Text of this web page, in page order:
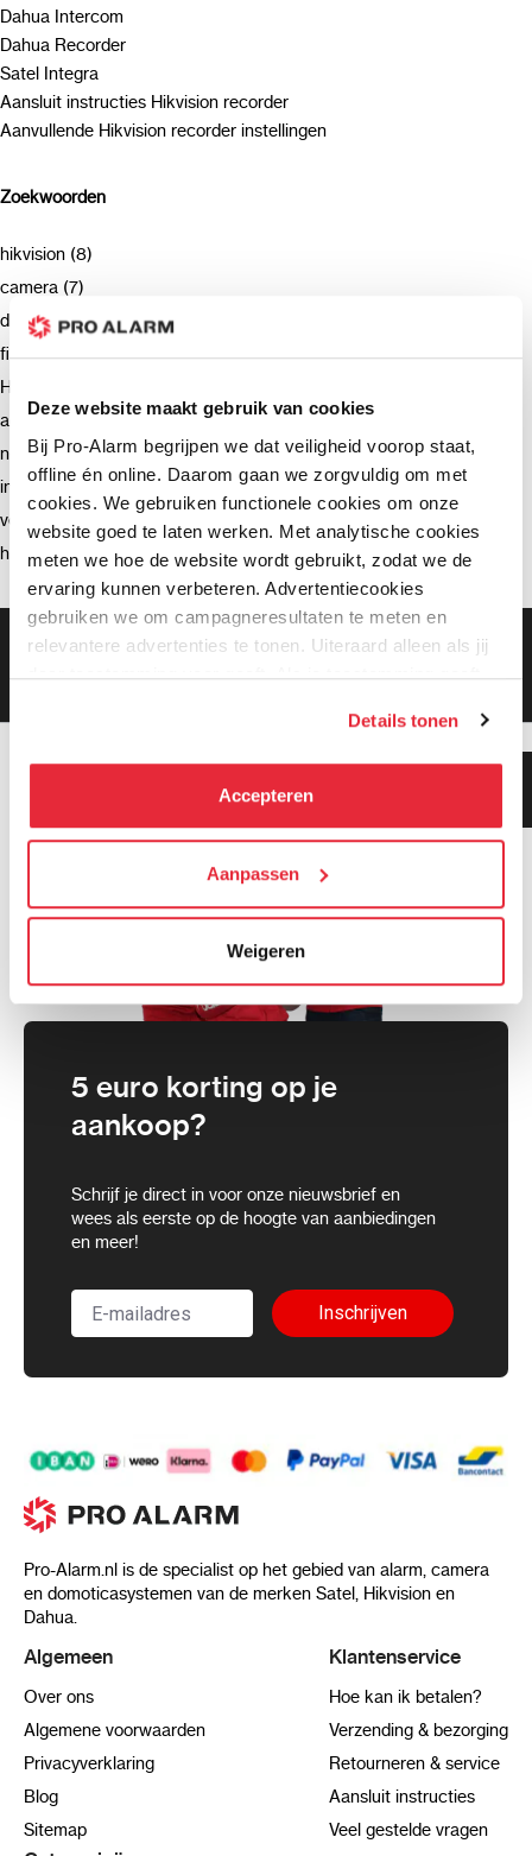
Deze website maakt gebruik van cookies
Bij Pro-Alarm begrijpen we dat veiligheid voorop staat,
offline én online. Daarom gaan we zorgvuldig om met
cookies. We gebruiken functionele cookies om onze
website goed te laten werken. Met analytische cookies
meten we hoe de website wordt gebruikt, zodat we de
ervaring kunnen verbeteren. Advertentiecookies
gebruiken we om campagneresultaten te meten en
relevantere advertenties te tonen. Uiteraard alleen als jij
daar toestemming voor geeft. Als je toestemming geeft,
kunnen deze gegevens combineren met informatie die zij
hebben verzameld via het gebruik van hun diensten. Je
kunt alle cookies accepteren, alleen noodzakelijke
We werken samen met21 derden
die uw gegevens
kunnen ontvangen en verwerken.
Details tonen
Accepteren
Aanpassen
Weigeren
Dahua Intercom
Dahua Recorder
Satel Integra
Aansluit instructies Hikvision recorder
Aanvullende Hikvision recorder instellingen
Zoekwoorden
hikvision (8)
camera (7)
deurbel (4)
firmware (3)
Hikvision (3)
advies (2)
netwerkrecorder (2)
intercom (2)
verzending (2)
hik-connect (2)
Gratis bezorging vanaf €99,-
5 euro korting op je
aankoop?
Schrijf je direct in voor onze nieuwsbrief en
wees als eerste op de hoogte van aanbiedingen
en meer!
Inschrijven
Pro-Alarm.nl is de specialist op het gebied van alarm, camera
en domoticasystemen van de merken Satel, Hikvision en
Dahua.
gemiddeld!
Algemeen
Over ons
Algemene voorwaarden
Privacyverklaring
Blog
Sitemap
Klantenservice
Hoe kan ik betalen?
Verzending & bezorging
Retourneren & service
Aansluit instructies
Veel gestelde vragen